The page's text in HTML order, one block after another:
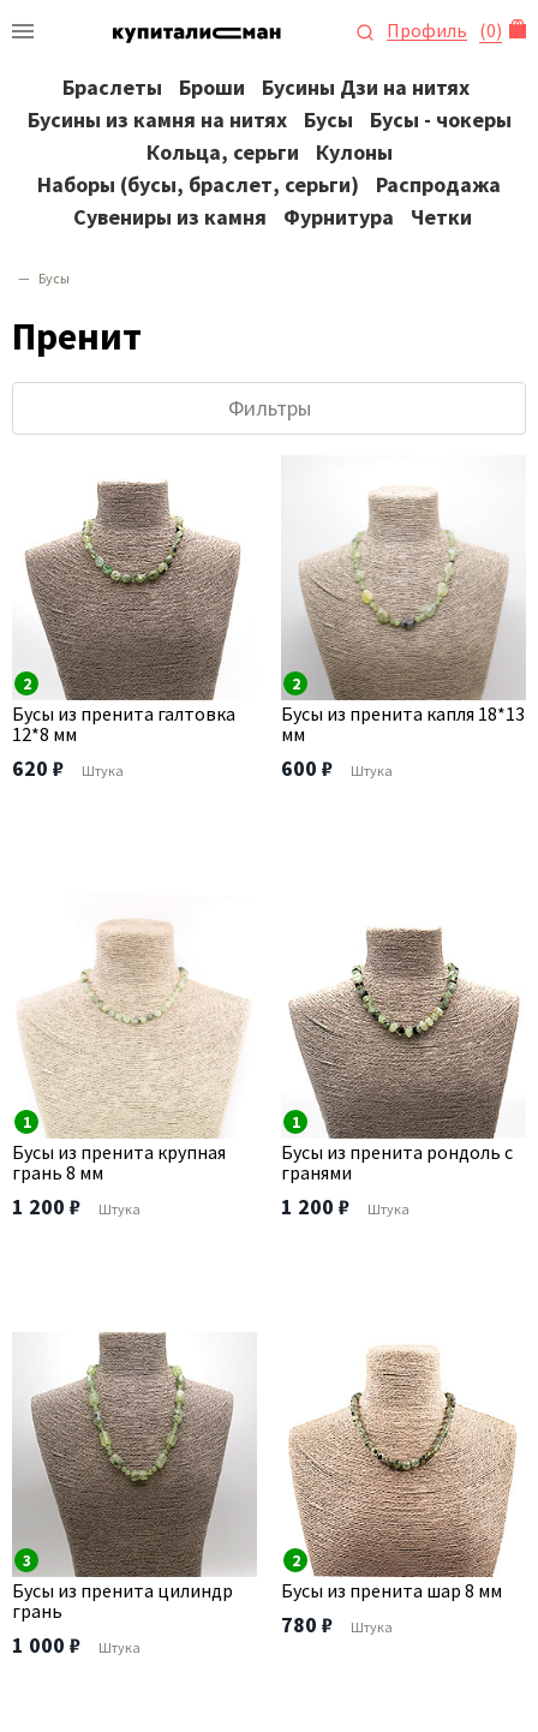
Профиль (0)
Браслеты Броши
Бусины Дзи на нитях
Бусины из камня на нитях
Бусы
Бусы - чокеры
Кольца, серьги
Кулоны
Наборы (бусы, браслет, серьги)
Распродажа
Сувениры из камня
Фурнитура Четки
Бусы
Пренит
Фильтры
2
Бусы из пренита галтовка
12*8 мм
620 ₽ Штука
2
Бусы из пренита капля 18*13
мм
600 ₽ Штука
1
Бусы из пренита крупная
грань 8 мм
1 200 ₽ Штука
1
Бусы из пренита рондоль с
гранями
1 200 ₽ Штука
3
Бусы из пренита цилиндр
грань
1 000 ₽ Штука
2
Бусы из пренита шар 8 мм
780 ₽ Штука